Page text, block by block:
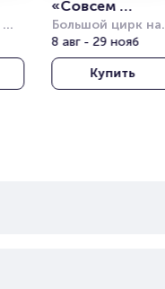
«Совсем
большой»
Большой цирк на
проспекте
Вернадского
8 авг - 29 нояб
Купить